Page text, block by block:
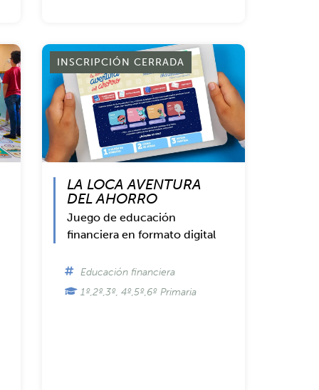
INSCRIPCIÓN CERRADA
LA LOCA AVENTURA
DEL AHORRO
Juego de educación
financiera en formato digital
Educación financiera
1º,2º,3º, 4º,5º,6º Primaria